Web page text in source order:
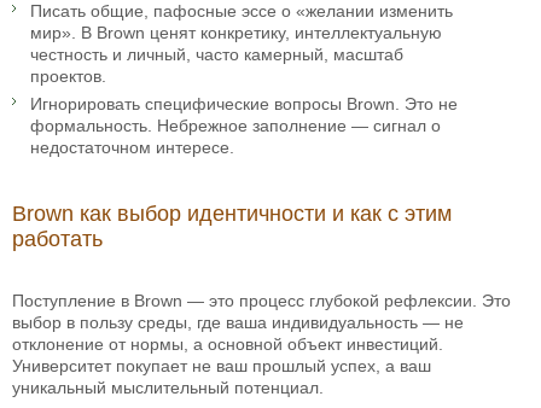
Писать общие, пафосные эссе о «желании изменить
мир». В Brown ценят конкретику, интеллектуальную
честность и личный, часто камерный, масштаб
проектов.
Игнорировать специфические вопросы Brown. Это не
формальность. Небрежное заполнение — сигнал о
недостаточном интересе.
Brown как выбор идентичности и как с этим
работать
Поступление в Brown — это процесс глубокой рефлексии. Это
выбор в пользу среды, где ваша индивидуальность — не
отклонение от нормы, а основной объект инвестиций.
Университет покупает не ваш прошлый успех, а ваш
уникальный мыслительный потенциал.